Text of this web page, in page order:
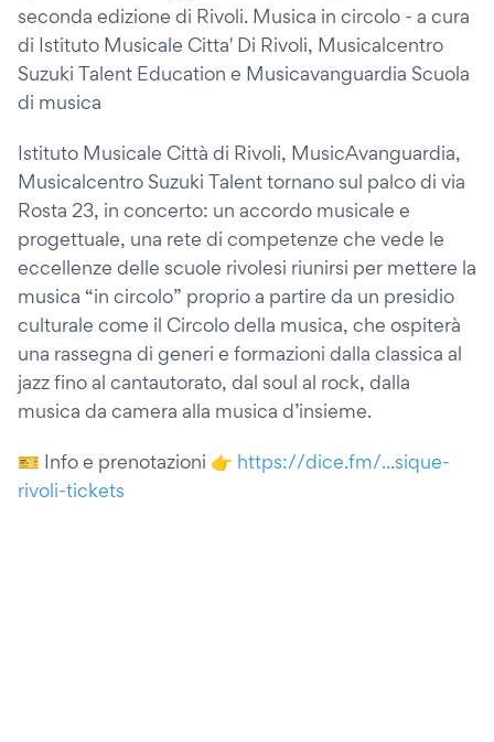
seconda edizione di Rivoli. Musica in circolo - a cura
di Istituto Musicale Citta' Di Rivoli, Musicalcentro
Suzuki Talent Education e Musicavanguardia Scuola
di musica
Istituto Musicale Città di Rivoli, MusicAvanguardia,
Musicalcentro Suzuki Talent tornano sul palco di via
Rosta 23, in concerto: un accordo musicale e
progettuale, una rete di competenze che vede le
eccellenze delle scuole rivolesi riunirsi per mettere la
musica “in circolo” proprio a partire da un presidio
culturale come il Circolo della musica, che ospiterà
una rassegna di generi e formazioni dalla classica al
jazz fino al cantautorato, dal soul al rock, dalla
musica da camera alla musica d’insieme.
🎫 Info e prenotazioni 👉 https://dice.fm/...sique-
rivoli-tickets